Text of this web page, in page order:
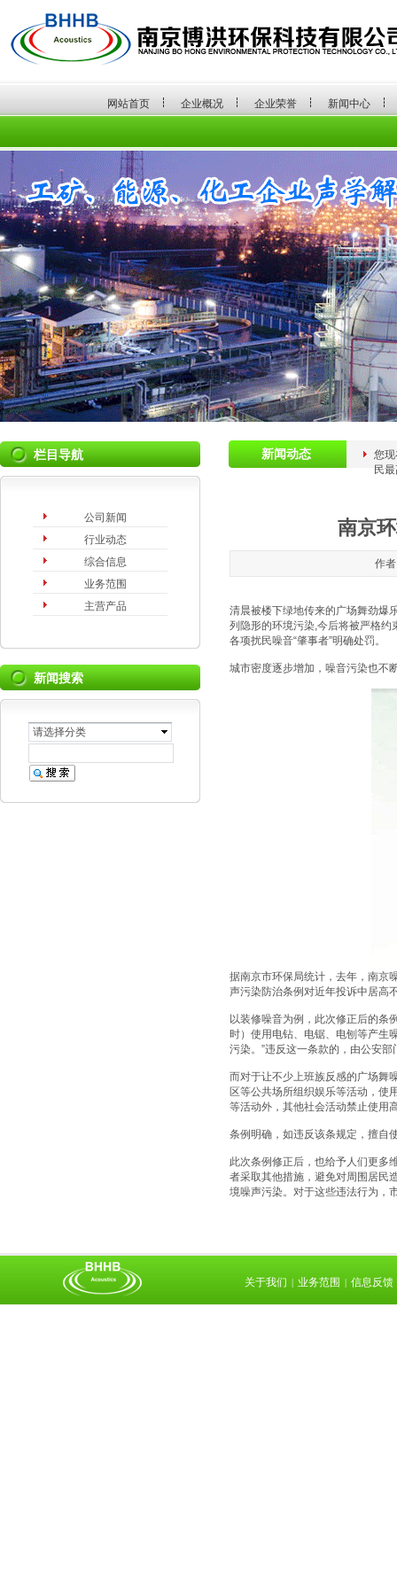
网站首页 企业概况 企业荣誉 新闻中心
新闻动态
新闻搜索
请选择分类
您
民
南京
作
清晨被楼下绿地传来的广场舞劲爆
列隐形的环境污染,今后将被严格约
各项扰民噪音“肇事者”明确处罚。
城市密度逐步增加，噪音污染也不
据南京市环保局统计，去年，南京
声污染防治条例对近年投诉中居高
以装修噪音为例，此次修正后的条
时）使用电钻、电锯、电刨等产生
污染。”违反这一条款的，由公安
而对于让不少上班族反感的广场舞
区等公共场所组织娱乐等活动，使
等活动外，其他社会活动禁止使用
条例明确，如违反该条规定，擅自
此次条例修正后，也给予人们更多
者采取其他措施，避免对周围居民
境噪声污染。对于这些违法行为，
栏目导航
公司新闻
行业动态
综合信息
业务范围
主营产品
关于我们 | 业务范围 | 信息反馈